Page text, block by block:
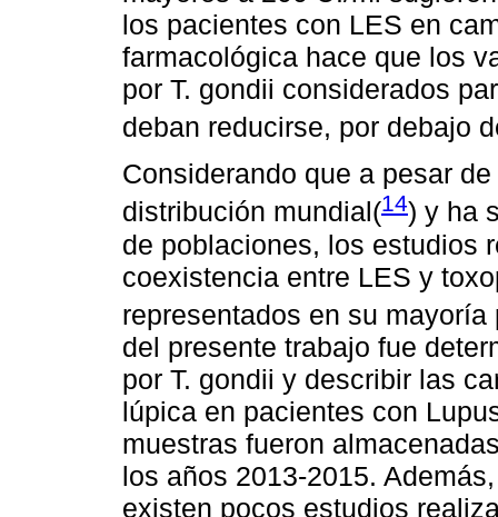
los pacientes con LES en
farmacológica hace que los
por T. gondii considerados
deban reducirse, por debajo
Considerando que a pesar
distribución mundial(14) y ha
de poblaciones, los estudios
coexistencia entre LES y
representados en su
del presente trabajo fue
por T. gondii y describir las
lúpica en pacientes con
muestras fueron
los años 2013-2015.
existen pocos estudios